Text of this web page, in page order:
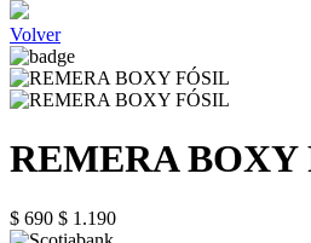
Volver
REMERA BOXY
$ 690 $ 1.190